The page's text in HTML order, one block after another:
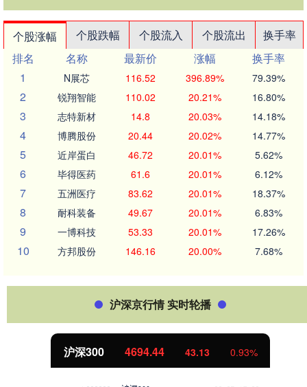
个股涨幅 个股跌幅 个股流入 个股流出
换手率
排名
名称 最新价 涨幅
换手率
1
N展芯 116.52 396.89% 79.39%
2 锐翔智能 110.02 20.21% 16.80%
3 志特新材 14.8 20.03% 14.18%
4 博腾股份 20.44 20.02% 14.77%
5 近岸蛋白 46.72 20.01% 5.62%
6 毕得医药 61.6 20.01% 6.12%
7 五洲医疗 83.62 20.01% 18.37%
8 耐科装备 49.67 20.01% 6.83%
9 一博科技 53.33 20.01% 17.26%
10 方邦股份 146.16 20.00% 7.68%
沪深京行情 实时轮播
沪深300 4694.44 43.13 0.93%